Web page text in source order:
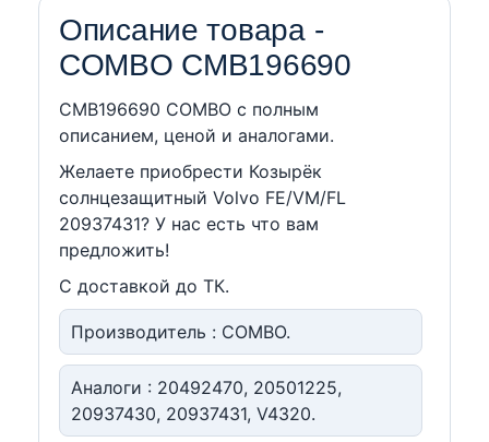
Описание товара -
COMBO CMB196690
CMB196690 COMBO c полным
описанием, ценой и аналогами.
Желаете приобрести Козырёк
солнцезащитный Volvo FE/VM/FL
20937431? У нас есть что вам
предложить!
С доставкой до ТК.
Производитель : COMBO.
Аналоги : 20492470, 20501225,
20937430, 20937431, V4320.